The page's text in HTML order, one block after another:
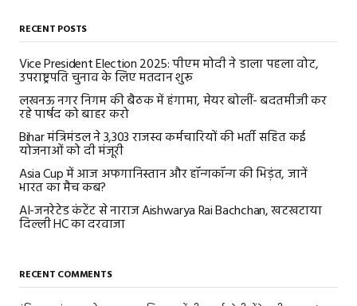
RECENT POSTS
Vice President Election 2025: पीएम मोदी ने डाला पहला वोट,
उपराष्ट्रपति चुनाव के लिए मतदान शुरू
लखनऊ नगर निगम की बैठक में हंगामा, मेयर बोलीं- बदतमीजी कर
रहे पार्षद को बाहर करो
Bihar मंत्रिमंडल ने 3,303 राजस्व कर्मचारियों की भर्ती सहित कई
योजनाओं को दी मंजूरी
Asia Cup में आज अफगानिस्तान और हॉन्गकॉन्ग की भिड़ंत, जानें
भारत का मैच कब?
AI-जनरेटेड कंटेंट से नाराज Aishwarya Rai Bachchan, खटखटाया
दिल्ली HC का दरवाजा
RECENT COMMENTS